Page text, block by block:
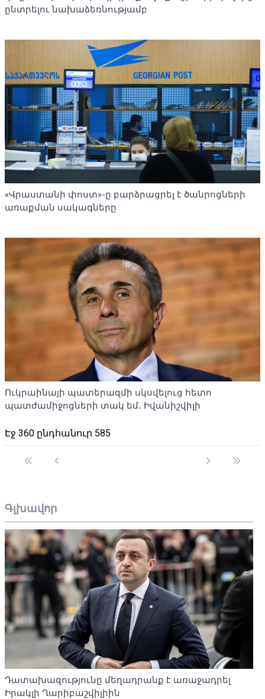
ընտրելու նախաձեռնությամբ
«Վրաստանի փոստ»-ը բարձրացրել է ծանրոցների
առաքման սակագները
Ուկրաինայի պատերազմի սկսվելուց հետո
պատժամիջոցների տակ եմ․ Իվանիշվիլի
Էջ 360 ընդհանուր 585
Գլխավոր
Դատախազությունը մեղադրանք է առաջադրել
Իրակլի Ղարիբաշվիլիին